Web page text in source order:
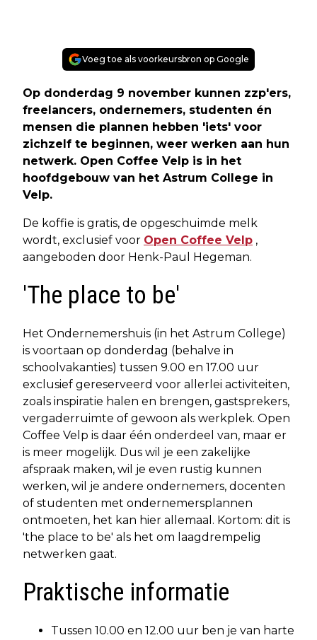
Voeg toe als voorkeursbron op Google
Op donderdag 9 november kunnen zzp'ers,
freelancers, ondernemers, studenten én
mensen die plannen hebben 'iets' voor
zichzelf te beginnen, weer werken aan hun
netwerk. Open Coffee Velp is in het
hoofdgebouw van het Astrum College in
Velp.
De koffie is gratis, de opgeschuimde melk
wordt, exclusief voor Open Coffee Velp ,
aangeboden door Henk-Paul Hegeman.
'The place to be'
Het Ondernemershuis (in het Astrum College)
is voortaan op donderdag (behalve in
schoolvakanties) tussen 9.00 en 17.00 uur
exclusief gereserveerd voor allerlei activiteiten,
zoals inspiratie halen en brengen, gastsprekers,
vergaderruimte of gewoon als werkplek. Open
Coffee Velp is daar één onderdeel van, maar er
is meer mogelijk. Dus wil je een zakelijke
afspraak maken, wil je even rustig kunnen
werken, wil je andere ondernemers, docenten
of studenten met ondernemersplannen
ontmoeten, het kan hier allemaal. Kortom: dit is
'the place to be' als het om laagdrempelig
netwerken gaat.
Praktische informatie
Tussen 10.00 en 12.00 uur ben je van harte